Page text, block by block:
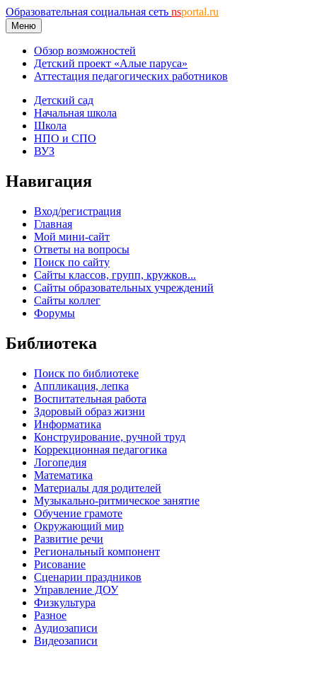
Образовательная социальная сеть nsportal.ru
Меню
Обзор возможностей
Детский проект «Алые паруса»
Аттестация педагогических работников
Детский сад
Начальная школа
Школа
НПО и СПО
ВУЗ
Навигация
Вход/регистрация
Главная
Мой мини-сайт
Ответы на вопросы
Поиск по сайту
Сайты классов, групп, кружков...
Сайты образовательных учреждений
Сайты коллег
Форумы
Библиотека
Поиск по библиотеке
Аппликация, лепка
Воспитательная работа
Здоровый образ жизни
Информатика
Конструирование, ручной труд
Коррекционная педагогика
Логопедия
Математика
Материалы для родителей
Музыкально-ритмическое занятие
Обучение грамоте
Окружающий мир
Развитие речи
Региональный компонент
Рисование
Сценарии праздников
Управление ДОУ
Физкультура
Разное
Аудиозаписи
Видеозаписи